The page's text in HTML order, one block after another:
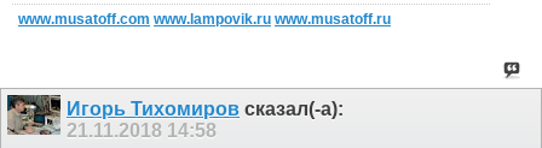
www.musatoff.com www.lampovik.ru www.musatoff.ru
Игорь Тихомиров сказал(-а):
21.11.2018 14:58